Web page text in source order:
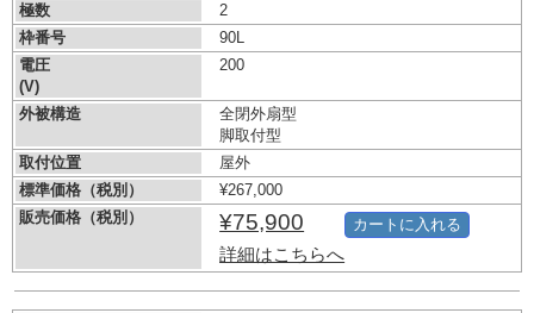
極数
2
枠番号
90L
電圧
(V)
200
外被構造
全閉外扇型
脚取付型
取付位置
屋外
標準価格（税別）
¥267,000
販売価格（税別）
¥75,900
詳細はこちらへ
カートに入れる